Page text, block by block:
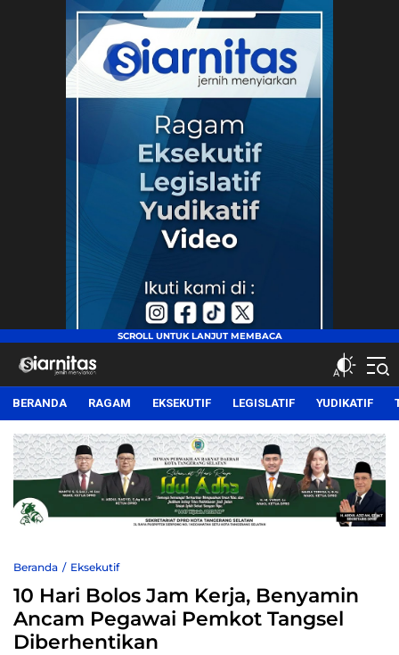
siarnitas
Jernih Menyiarkan
BERANDA RAGAM EKSEKUTIF LEGISLATIF YUDIKATIF
Beranda Eksekutif
10 Hari Bolos Jam Kerja, Benyamin
Ancam Pegawai Pemkot Tangsel
Diberhentikan